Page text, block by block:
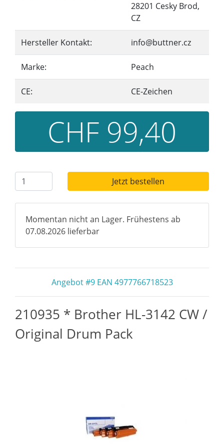
28201 Cesky Brod,
CZ
Hersteller Kontakt: info@buttner.cz
Marke: Peach
CE: CE-Zeichen
CHF 99,40
Jetzt bestellen
Momentan nicht an Lager. Frühestens ab
07.08.2026 lieferbar
Angebot #9 EAN 4977766718523
210935 * Brother HL-3142 CW /
Original Drum Pack